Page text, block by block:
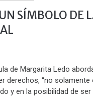
SÍMBOLO DE
de Margarita Ledo
derechos, “no solamente
y en la posibilidad de ser